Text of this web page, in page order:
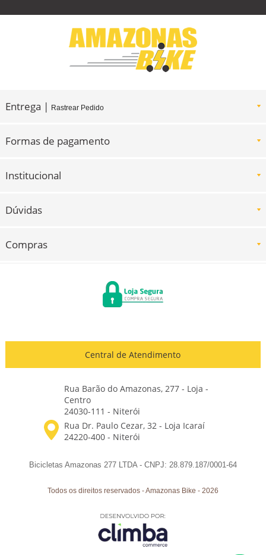
Entrega | Rastrear Pedido
Formas de pagamento
Institucional
Dúvidas
Compras
Central de Atendimento
Rua Barão do Amazonas, 277 - Loja -
Centro
24030-111 - Niterói
Bicicletas Amazonas 277 LTDA - CNPJ: 28.879.187/0001-64
Todos os direitos reservados -Amazonas Bike -2026